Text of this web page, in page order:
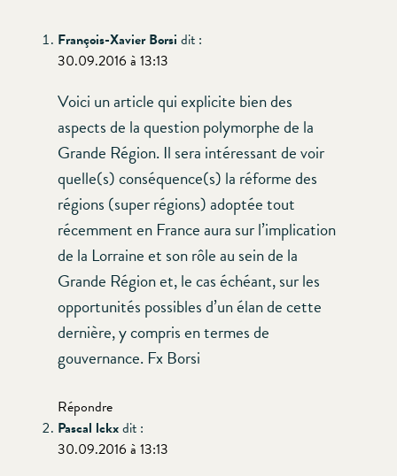
François-Xavier Borsi dit :
30.09.2016 à 13:13
Voici un article qui explicite bien des
aspects de la question polymorphe de la
Grande Région. Il sera intéressant de voir
quelle(s) conséquence(s) la réforme des
régions (super régions) adoptée tout
récemment en France aura sur l’implication
de la Lorraine et son rôle au sein de la
Grande Région et, le cas échéant, sur les
opportunités possibles d’un élan de cette
dernière, y compris en termes de
gouvernance. Fx Borsi
Répondre
Pascal lckxdit :
30.09.2016 à 13:13